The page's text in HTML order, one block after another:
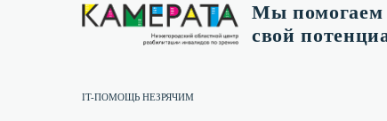
Мы помогаем
свой
IT-ПОМОЩЬ НЕЗРЯЧИМ